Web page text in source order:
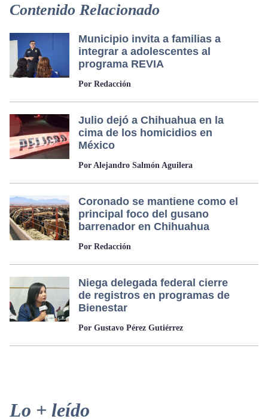
Contenido Relacionado
Municipio invita a familias a
integrar a adolescentes al
programa REVIA
Por Redacción
Julio dejó a Chihuahua en la
cima de los homicidios en
México
Por Alejandro Salmón Aguilera
Coronado se mantiene como el
principal foco del gusano
barrenador en Chihuahua
Por Redacción
Niega delegada federal cierre
de registros en programas de
Bienestar
Por Gustavo Pérez Gutiérrez
Primary
Lo + leído